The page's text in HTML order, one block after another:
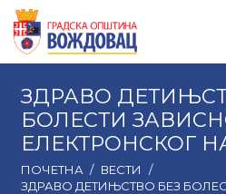
ЗДРАВО
БОЛЕСТИ
ЕЛЕКТРОНСКОГ
ПОЧЕТНА / ВЕСТИ
/
ЗДРАВО ДЕТИЊСТВО БЕЗ